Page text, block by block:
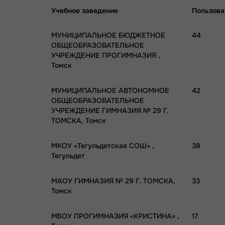
Учебное заведение
МУНИЦИПАЛЬНОЕ БЮДЖЕТНОЕ
ОБЩЕОБРАЗОВАТЕЛЬНОЕ
УЧРЕЖДЕНИЕ ПРОГИМНАЗИЯ ,
Томск
44
МУНИЦИПАЛЬНОЕ АВТОНОМНОЕ
ОБЩЕОБРАЗОВАТЕЛЬНОЕ
УЧРЕЖДЕНИЕ ГИМНАЗИЯ № 29 Г.
ТОМСКА, Томск
42
МКОУ «Тегульдетская СОШ» ,
Тегульдет
38
МАОУ ГИМНАЗИЯ № 29 Г. ТОМСКА,
Томск
33
МБОУ ПРОГИМНАЗИЯ «КРИСТИНА» ,
17